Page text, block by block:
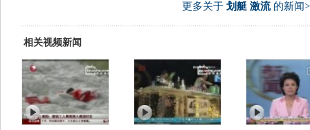
更多关于 划艇 激流的新闻
相关视频新闻